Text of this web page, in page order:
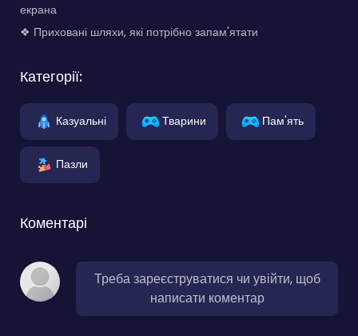
екрана
❖ Приховані шляхи, які потрібно запам'ятати
Категорії:
Казуальні Тварини Пам'ять
Пазли
Коментарі
Треба зареєструватися чи увійти, щоб
написати коментар